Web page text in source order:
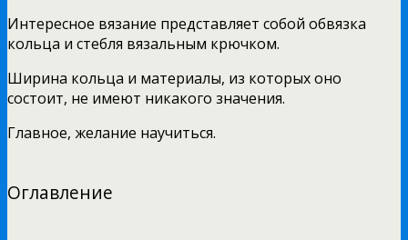
Интересное вязание представляет собой обвязка
кольца и стебля вязальным крючком.
Ширина кольца и материалы, из которых оно
состоит, не имеют никакого значения.
Главное, желание научиться.
Оглавление